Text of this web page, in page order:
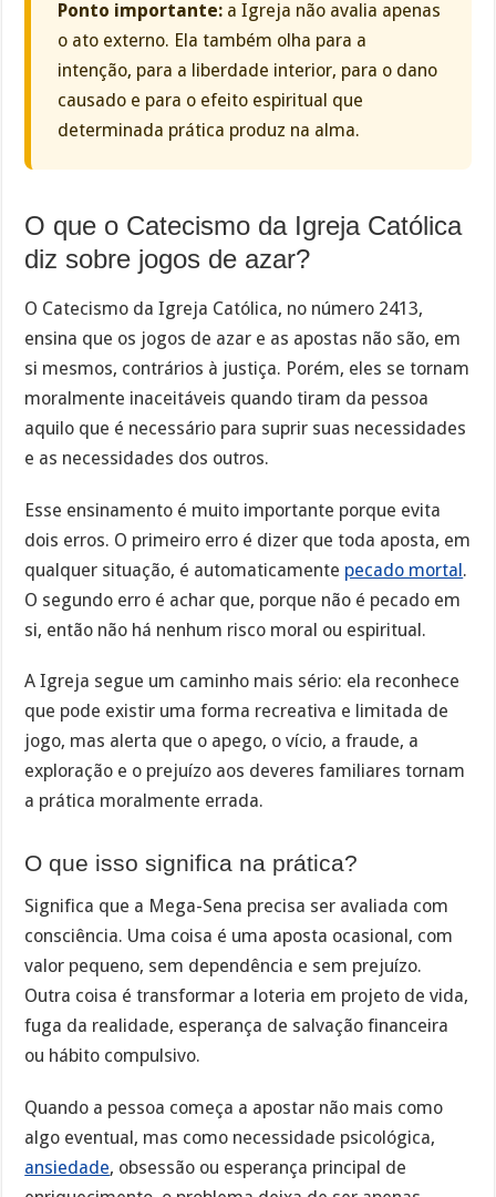
Ponto importante: a Igreja não avalia apenas
o ato externo. Ela também olha para a
intenção, para a liberdade interior, para o dano
causado e para o efeito espiritual que
determinada prática produz na alma.
O que o Catecismo da Igreja Católica
diz sobre jogos de azar?
O Catecismo da Igreja Católica, no número 2413,
ensina que os jogos de azar e as apostas não são, em
si mesmos, contrários à justiça. Porém, eles se tornam
moralmente inaceitáveis quando tiram da pessoa
aquilo que é necessário para suprir suas necessidades
e as necessidades dos outros.
Esse ensinamento é muito importante porque evita
dois erros. O primeiro erro é dizer que toda aposta, em
qualquer situação, é automaticamente pecado mortal.
O segundo erro é achar que, porque não é pecado em
si, então não há nenhum risco moral ou espiritual.
A Igreja segue um caminho mais sério: ela reconhece
que pode existir uma forma recreativa e limitada de
jogo, mas alerta que o apego, o vício, a fraude, a
exploração e o prejuízo aos deveres familiares tornam
a prática moralmente errada.
O que isso significa na prática?
Significa que a Mega-Sena precisa ser avaliada com
consciência. Uma coisa é uma aposta ocasional, com
valor pequeno, sem dependência e sem prejuízo.
Outra coisa é transformar a loteria em projeto de vida,
fuga da realidade, esperança de salvação financeira
ou hábito compulsivo.
Quando a pessoa começa a apostar não mais como
algo eventual, mas como necessidade psicológica,
ansiedade, obsessão ou esperança principal de